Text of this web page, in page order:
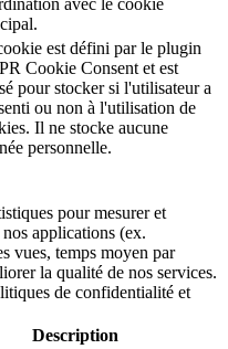
avec le cookie
est défini par le plugin
Cookie Consent et est
pour stocker si l'utilisateur a
ou non à l'utilisation de
Il ne stocke aucune
personnelle.
pour mesurer et
applications (ex.
vues, temps moyen par
la qualité de nos services.
de confidentialité et
Description